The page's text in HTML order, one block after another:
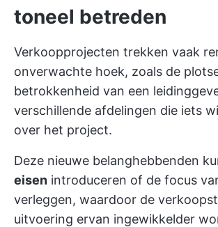
toneel betreden
Verkoopprojecten trekken vaak
onverwachte hoek, zoals de
betrokkenheid van een
verschillende afdelingen die iets
over het project.
Deze nieuwe belanghebbenden
eisen introduceren of de focus
verleggen, waardoor de
uitvoering ervan ingewikkelder